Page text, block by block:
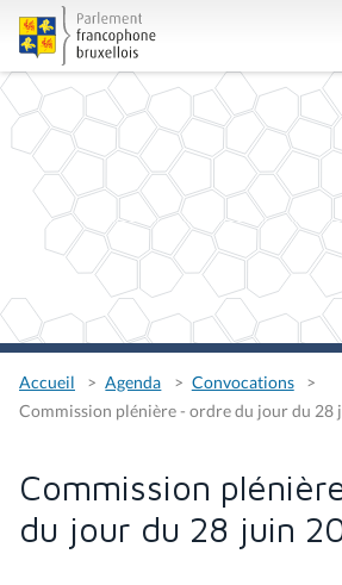
Accueil Agenda
Convocations
Commission plénière - ordre du jour du 28
Commission
du jour du 28 juin